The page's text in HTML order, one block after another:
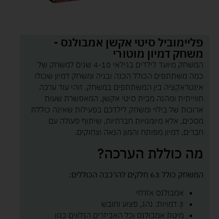
פליימוביל סיטי אקשן אמבולנס -
משחק דמיון מוטורי
המשחק מיועד לילדים בגילאי 4-10 שנים למשחק של
כמה משתתפים הכולל הכנה ובניה ומשחק דמיון שכולו
אינטראקציה בין המשתתפים במשחק. זוהי עוד ערכה
חווייתית ומהנה מבית סיטי אקשן, המאפשרת שעות
ארוכות של בילוי ומשחק לילדכם בפעילות שאינה כוללת
מסכים, אלא מיומנויות חברתיות, שיתוף פעולה עם
חברים, דמיון מפותח והמון הנאה וצחוקים.
מה כוללת הערכה?
המשחק כולל 63 חלקים להרכבה הכוללים:
אמבולנס אזרחי
3 דמויות: נהג, פצוע וחובש
מיטת אמבולנס וכל האביזרים הנלווים כגון